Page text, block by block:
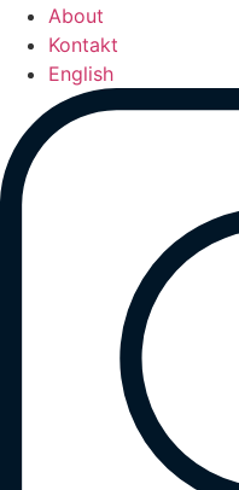
About
Kontakt
English